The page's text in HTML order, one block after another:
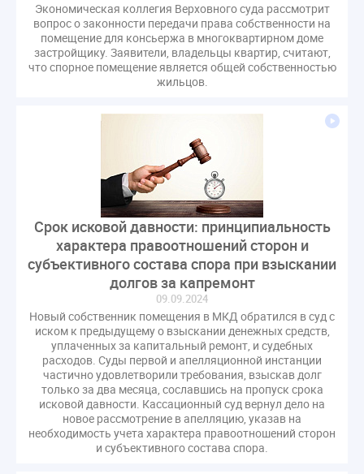
Экономическая коллегия Верховного суда рассмотрит
вопрос о законности передачи права собственности на
помещение для консьержа в многоквартирном доме
застройщику. Заявители, владельцы квартир, считают,
что спорное помещение является общей собственностью
жильцов.
Срок исковой давности: принципиальность
характера правоотношений сторон и
субъективного состава спора при взыскании
долгов за капремонт
09.09.2024
Новый собственник помещения в МКД обратился в суд с
иском к предыдущему о взыскании денежных средств,
уплаченных за капитальный ремонт, и судебных
расходов. Суды первой и апелляционной инстанции
частично удовлетворили требования, взыскав долг
только за два месяца, сославшись на пропуск срока
исковой давности. Кассационный суд вернул дело на
новое рассмотрение в апелляцию, указав на
необходимость учета характера правоотношений сторон
и субъективного состава спора.